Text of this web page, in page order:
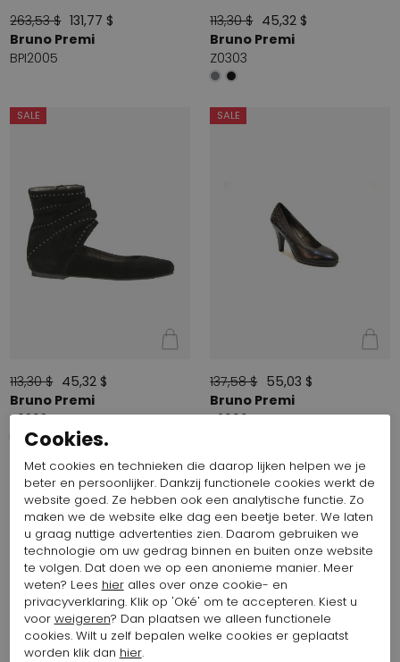
263,53 $ 131,77 $
Bruno Premi
BPI2005
113,30 $ 45,32 $
Bruno Premi
Z0303
SALE
113,30 $ 45,32 $
Bruno Premi
Z0303
SALE
137,58 $ 55,03 $
Bruno Premi
Z2906
SALE SALE
Cookies.
Met cookies en technieken die daarop lijken helpen we je
beter en persoonlijker. Dankzij functionele cookies werkt de
website goed. Ze hebben ook een analytische functie. Zo
maken we de website elke dag een beetje beter. We laten
u graag nuttige advertenties zien. Daarom gebruiken we
technologie om uw gedrag binnen en buiten onze website
te volgen. Dat doen we op een anonieme manier. Meer
weten? Lees hieralles over onze cookie- en
privacyverklaring. Klik op 'Oké' om te accepteren. Kiest u
voor weigeren? Dan plaatsen we alleen functionele
cookies. Wilt u zelf bepalen welke cookies er geplaatst
worden klik dan hier.